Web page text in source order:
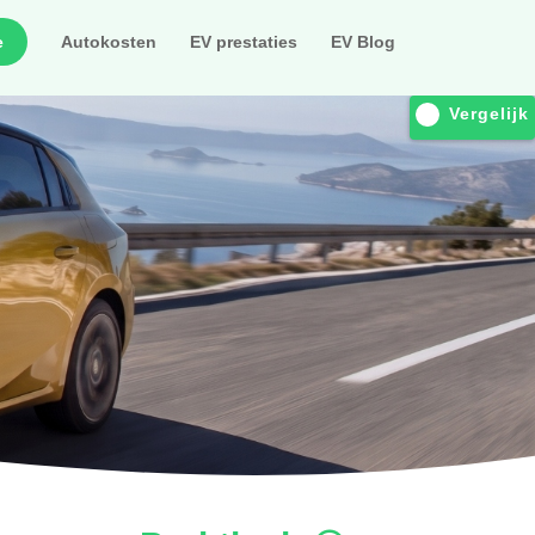
Autokosten EV prestaties EV Blog
Vergelijk